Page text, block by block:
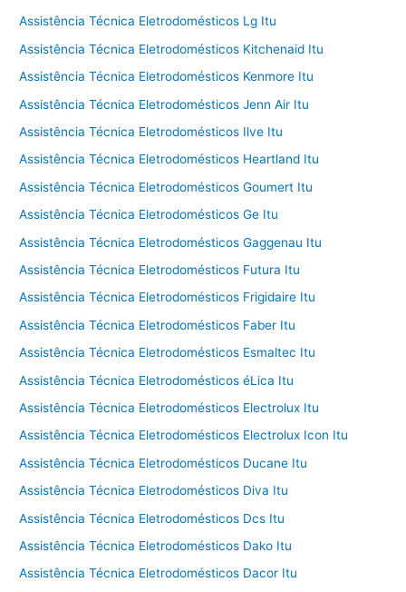
Assistência Técnica Eletrodomésticos Lg Itu
Assistência Técnica Eletrodomésticos Kitchenaid Itu
Assistência Técnica Eletrodomésticos Kenmore Itu
Assistência Técnica Eletrodomésticos Jenn Air Itu
Assistência Técnica Eletrodomésticos Ilve Itu
Assistência Técnica Eletrodomésticos Heartland Itu
Assistência Técnica Eletrodomésticos Goumert Itu
Assistência Técnica Eletrodomésticos Ge Itu
Assistência Técnica Eletrodomésticos Gaggenau Itu
Assistência Técnica Eletrodomésticos Futura Itu
Assistência Técnica Eletrodomésticos Frigidaire Itu
Assistência Técnica Eletrodomésticos Faber Itu
Assistência Técnica Eletrodomésticos Esmaltec Itu
Assistência Técnica Eletrodomésticos éLica Itu
Assistência Técnica Eletrodomésticos Electrolux Itu
Assistência Técnica Eletrodomésticos Electrolux Icon Itu
Assistência Técnica Eletrodomésticos Ducane Itu
Assistência Técnica Eletrodomésticos Diva Itu
Assistência Técnica Eletrodomésticos Dcs Itu
Assistência Técnica Eletrodomésticos Dako Itu
Assistência Técnica Eletrodomésticos Dacor Itu